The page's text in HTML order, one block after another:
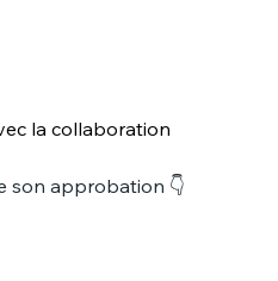
la collaboration
son approbation 👇